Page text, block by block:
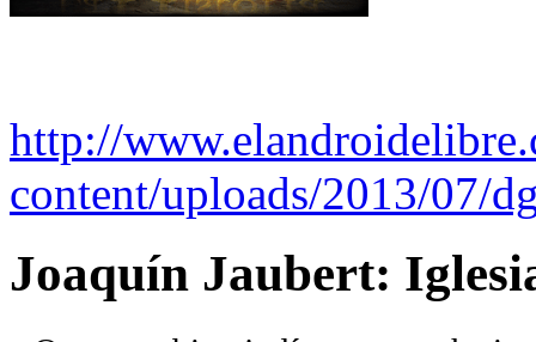
http://
content/uploads/2013/07/
Joaquín Jaubert: